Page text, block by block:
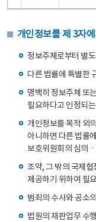
개인정보를 제 3자
정보주체로부터 별
다른 법률에 특별한
명백히 정보주체 또
필요하다고 인정되
개인정보를 목적 외
아니하면 다른 법률
보호위원회의 심의
조약, 그 밖의 국제협
제공하기 위하여 필
범죄의 수사와 공소
법원의 재판업무 수